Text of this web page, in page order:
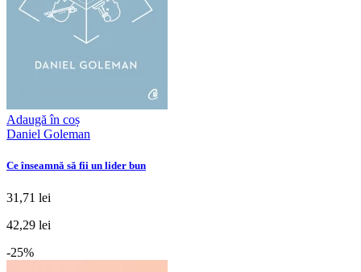
Adaugă în coș
Daniel Goleman
Ce înseamnă să fii un lider bun
31,71 lei
42,29 lei
-25%